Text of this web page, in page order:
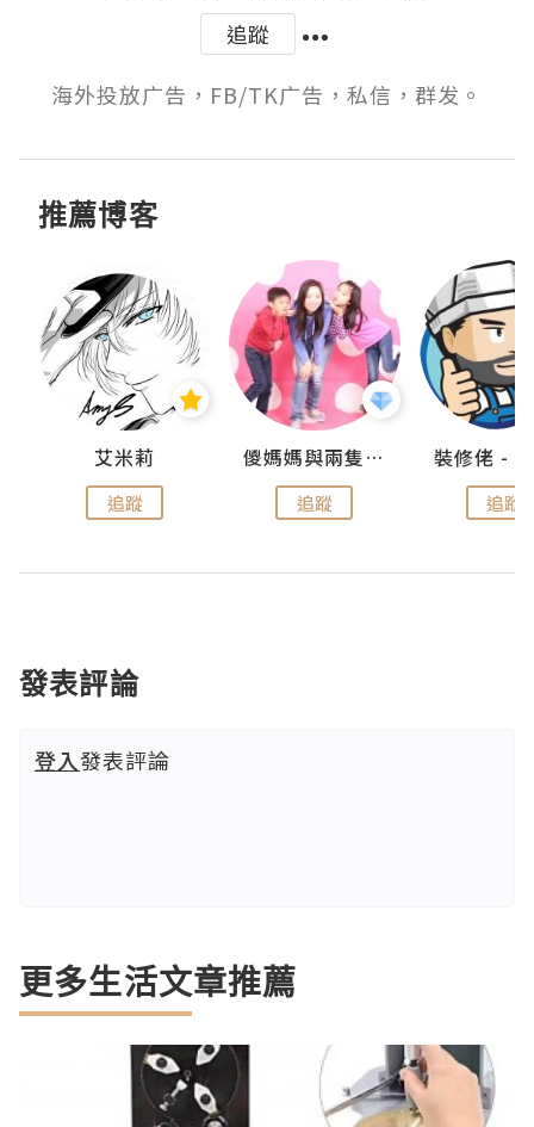
追蹤
海外投放广告，FB/TK广告，私信，群发。
推薦博客
艾米莉
追蹤
儍媽媽與兩隻小魔怪之家
追蹤 追蹤
發表評論
登入發表評論
更多生活文章推薦